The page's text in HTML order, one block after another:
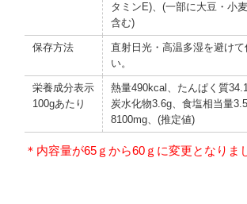
タミンE)、(一部に大豆・小
含む)
保存方法
直射日光・高温多湿を避けて
い。
栄養成分表示
100gあたり
熱量490kcal、たんぱく質
炭水化物3.6g、食塩相当量
8100mg、(推定値)
＊内容量が65ｇから60ｇに変更となりま